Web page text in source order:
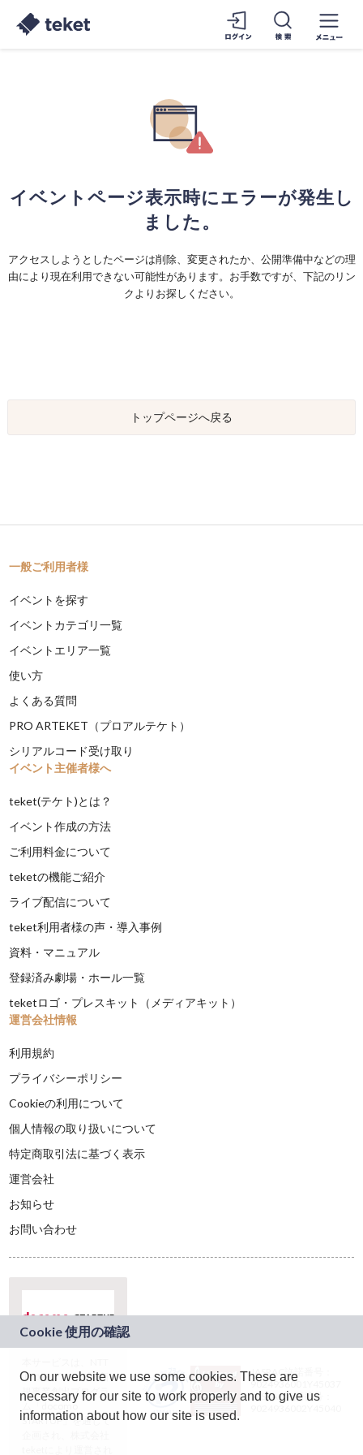
イベントページ表示時にエラーが発生し
ました。
アクセスしようとしたページは削除、変更されたか、公開準備中などの理
由により現在利用できない可能性があります。お手数ですが、下記のリン
クよりお探しください。
トップページへ戻る
一般ご利用者様
イベントを探す
イベントカテゴリ一覧
イベントエリア一覧
使い方
よくある質問
PRO ARTEKET（プロアルテケト）
シリアルコード受け取り
イベント主催者様へ
teket(テケト)とは？
イベント作成の方法
ご利用料金について
teketの機能ご紹介
ライブ配信について
teket利用者様の声・導入事例
資料・マニュアル
登録済み劇場・ホール一覧
teketロゴ・プレスキット（メディアキット）
運営会社情報
利用規約
プライバシーポリシー
Cookieの利用について
個人情報の取り扱いについて
特定商取引法に基づく表示
運営会社
お知らせ
お問い合わせ
ドコモグループの新
規事業創出プログラ
ム「docomo
STARTUP」を通じて
JASRAC許諾番号：
9024936001Y45037
JASRAC許諾番号：
On our website we use some cookies. These are
necessary for our site to work properly and to give us
information about how our site is used.